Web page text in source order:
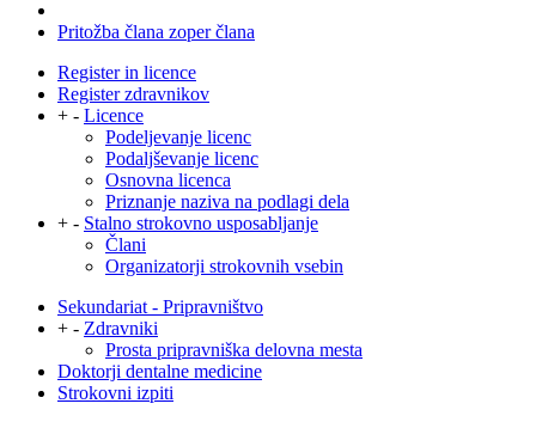
Pritožba člana zoper člana
Register in licence
Register zdravnikov
+ - Licence
Podeljevanje licenc
Podaljševanje licenc
Osnovna licenca
Priznanje naziva na podlagi dela
+ - Stalno strokovno usposabljanje
Člani
Organizatorji strokovnih vsebin
Sekundariat - Pripravništvo
+ - Zdravniki
Prosta pripravniška delovna mesta
Doktorji dentalne medicine
Strokovni izpiti